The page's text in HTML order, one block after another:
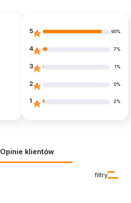
5 90%
4 7%
3 1%
2 0%
1 2%
Opinie klientów
filtry